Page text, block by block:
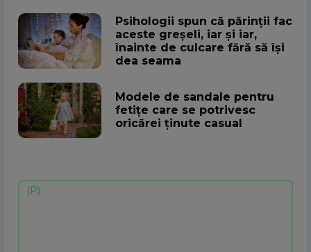
Psihologii spun că părinții fac
aceste greșeli, iar și iar,
înainte de culcare fără să își
dea seama
Modele de sandale pentru
fetițe care se potrivesc
oricărei ținute casual